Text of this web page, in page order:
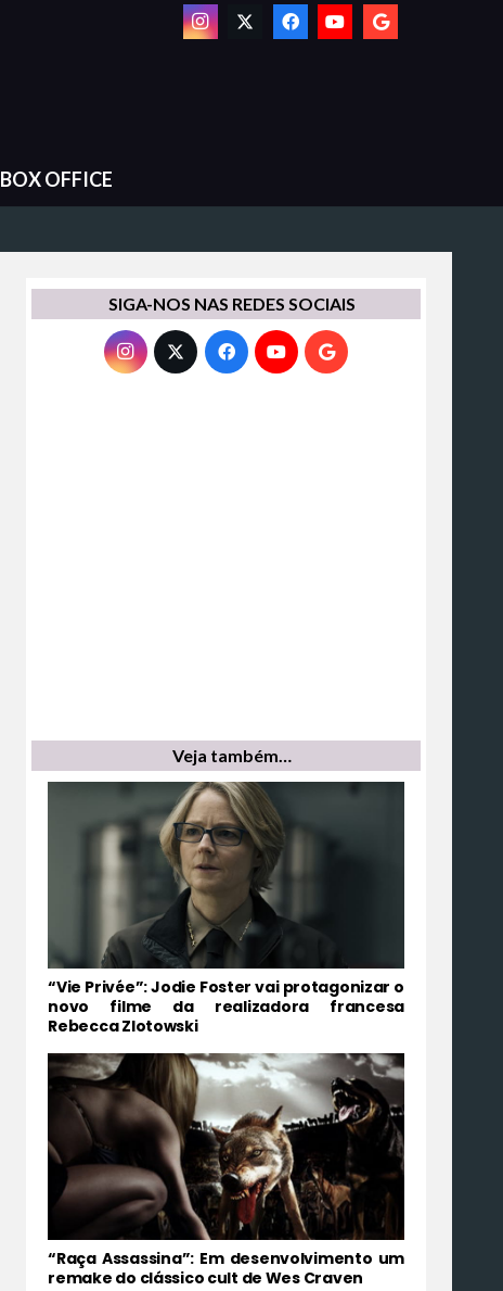
BOX OFFICE
SIGA-NOS NAS REDES SOCIAIS
Veja também…
“Vie Privée”: Jodie Foster vai protagonizar o
novo filme da realizadora francesa
Rebecca Zlotowski
“Raça Assassina”: Em desenvolvimento um
remake do clássico cult de Wes Craven